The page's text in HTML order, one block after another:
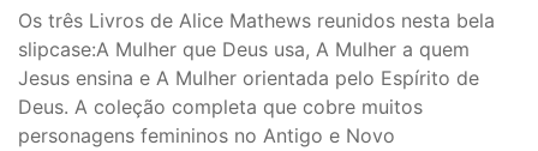
Os três Livros de Alice Mathews reunidos nesta bela
slipcase:A Mulher que Deus usa, A Mulher a quem
Jesus ensina e A Mulher orientada pelo Espírito de
Deus. A coleção completa que cobre muitos
personagens femininos no Antigo e Novo